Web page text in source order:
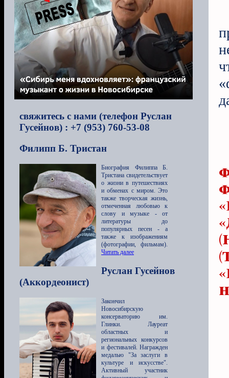
свяжитесь с нами (телефон Руслан
Гусейнов) : +7 (953) 760-53-08
Филипп Б. Тристан
Биография Филиппа Б.
Тристана свидетельствует
о жизни в путешествиях
и обменах с миром. Это
также творческая жизнь,
отмеченная любовью к
слову и музыке - от
литературы до
популярных песен - а
также к изображениям
(фотографии, фильмам).
Читать далее
Руслан Гусейнов
(Аккордеонист)
Закончил
Новосибирскую
консерваторию им.
Глинки. Лауреат
областных и
региональных конкурсов
и фестивалей. Награжден
медалью "За заслуги в
культуре и искусстве".
Активный участник